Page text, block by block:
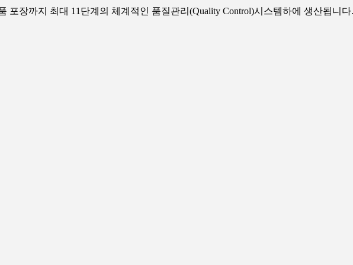
포장까지 최대 11단계의 체계적인 품질관리(Quality Control)시스템하에 생산됩니다.